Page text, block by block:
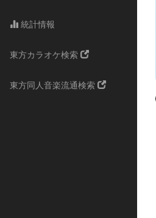
統計情報
東方カラオケ検索
東方同人音楽流通検索